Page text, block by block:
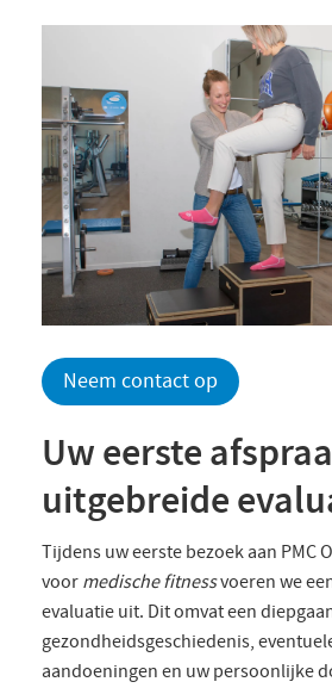
Neem contact op
Uw eerste
uitgebreide
Tijdens uw eerste bezoek aan PMC
voor medische fitnessvoeren we
evaluatie uit. Dit omvat een
gezondheidsgeschiedenis,
aandoeningen en uw persoonlijke